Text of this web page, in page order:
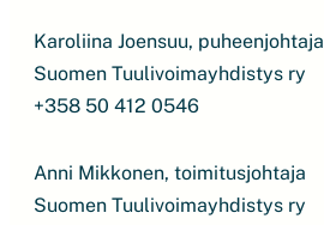
Karoliina Joensuu, puheenjohtaja
Suomen Tuulivoimayhdistys ry
+358 50 412 0546
Anni Mikkonen, toimitusjohtaja
Suomen Tuulivoimayhdistys ry